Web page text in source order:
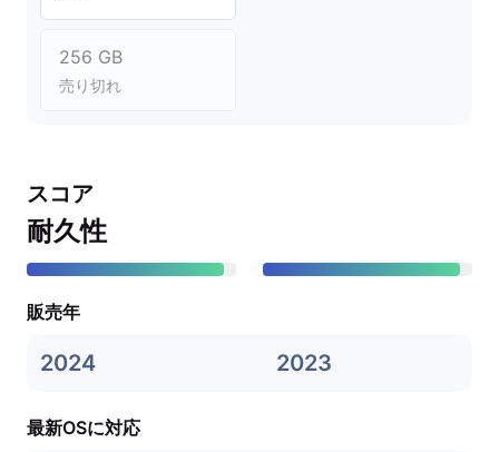
256 GB
売り切れ
スコア
耐久性
販売年
2024 2023
最新OSに対応